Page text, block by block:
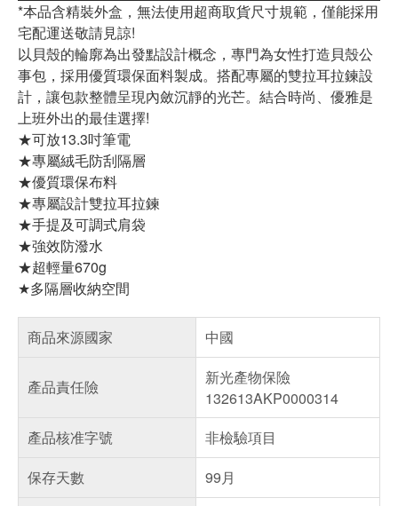
*本品含精裝外盒，無法使用超商取貨尺寸規範，僅能採用
宅配運送敬請見諒!
以貝殼的輪廓為出發點設計概念，專門為女性打造貝殼公
事包，採用優質環保面料製成。搭配專屬的雙拉耳拉鍊設
計，讓包款整體呈現內斂沉靜的光芒。結合時尚、優雅是
上班外出的最佳選擇!
★可放13.3吋筆電
★專屬絨毛防刮隔層
★優質環保布料
★專屬設計雙拉耳拉鍊
★手提及可調式肩袋
★強效防潑水
★超輕量670g
★多隔層收納空間
商品來源國家 中國
產品責任險
新光產物保險
132613AKP0000314
產品核准字號
非檢驗項目
保存天數
99月